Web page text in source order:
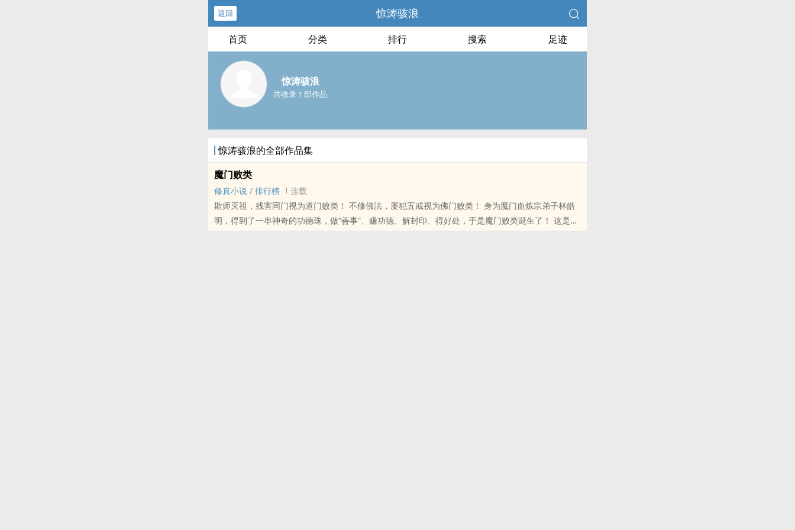
返回 惊涛骇浪
首页 分类 排行 搜索 足迹
惊涛骇浪
共收录 1 部作品
惊涛骇浪的全部作品集
魔门败类
修真小说 / 排行榜
连载
欺师灭祖，残害同门视为道门败类！ 不修佛法，屡犯五戒视为佛门败类！ 身为魔门血炼宗弟子林皓
明，得到了一串神奇的功德珠，做“善事”、赚功德、解封印、得好处，于是魔门败类诞生了！ 这是老